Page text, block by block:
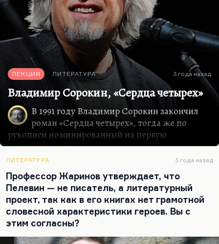
ЛЕКЦИЯ ЛИТЕРАТУРА 3 года назад
Владимир Сорокин, «Сердца четырех»
В 1991 году Владимир Сорокин закончил
роман «Сердца четырех», тогда же по
рукописи номинированный на первую
Букеровскую премию и дошедший до шорт-
листа, а напечатанный полностью только в 1994
году в альманахе «Конец века».
«Сердца четырех», наверно, самый
дискуссионный, самый эпатажный, в каком-то
смысле самый точный роман Сорокина, потому
что атмосферу девяностых автор почувствовал с
невероятной точностью и чуткостью. Я помню,
что книга эта меня взбесила и я соответствующие
ЛИТЕРАТУРА 3 года назад
Профессор Жаринов утверждает, что
Пелевин — не писатель, а литературный
проект, так как в его книгах нет грамотной
словесной характеристики героев. Вы с
этим согласны?